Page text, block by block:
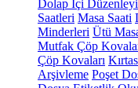
Dolap İçi
Saatleri Masa Saati
Minderleri Ütü
Mutfak Çöp
Çöp Kovaları
Arşivleme Poşet